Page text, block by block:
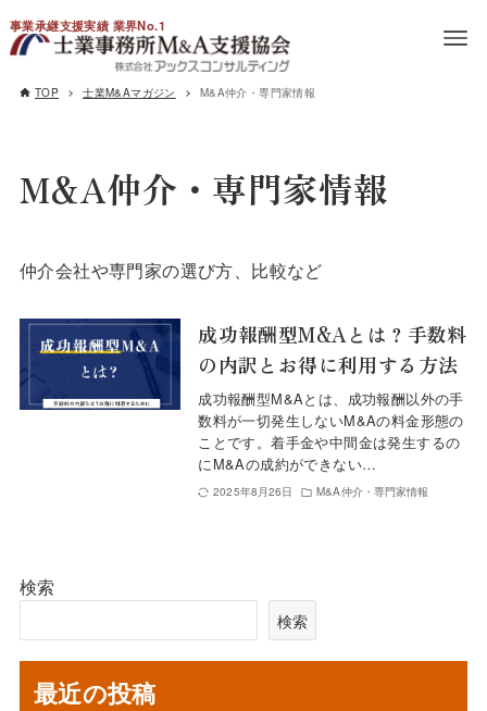
事業承継支援実績 業界No.1
TOP 士業M&Aマガジン M&A仲介・専門家情報
M&A仲介・専門家情報
仲介会社や専門家の選び方、比較など
成功報酬型M&Aとは？手数料
の内訳とお得に利用する方法
成功報酬型M&Aとは、成功報酬以外の手
数料が一切発生しないM&Aの料金形態の
ことです。着手金や中間金は発生するの
にM&Aの成約ができない…
2025年8月26日 M&A仲介・専門家情報
検索
検索
最近の投稿